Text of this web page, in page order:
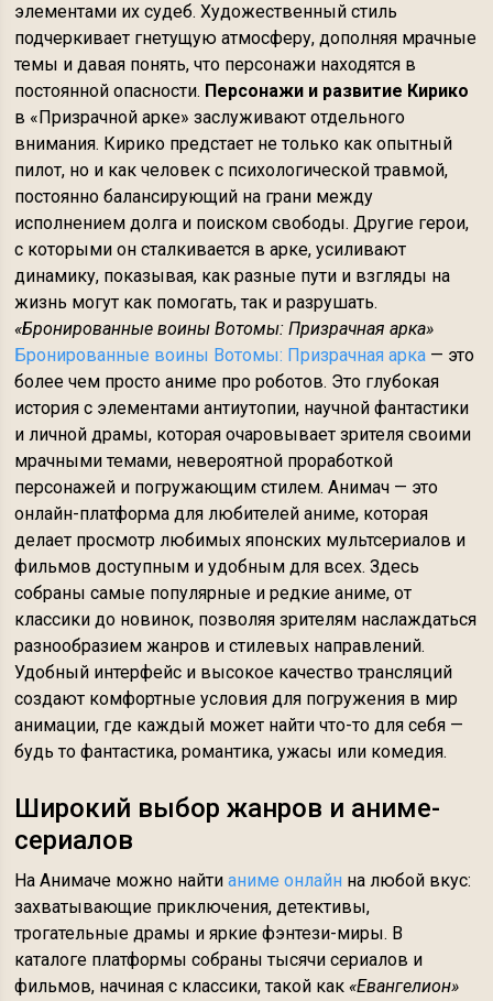
элементами их судеб. Художественный стиль
подчеркивает гнетущую атмосферу, дополняя мрачные
темы и давая понять, что персонажи находятся в
постоянной опасности. Персонажи и развитие Кирико
в «Призрачной арке» заслуживают отдельного
внимания. Кирико предстает не только как опытный
пилот, но и как человек с психологической травмой,
постоянно балансирующий на грани между
исполнением долга и поиском свободы. Другие герои,
с которыми он сталкивается в арке, усиливают
динамику, показывая, как разные пути и взгляды на
жизнь могут как помогать, так и разрушать.
«Бронированные воины Вотомы: Призрачная арка»
Бронированные воины Вотомы: Призрачная арка — это
более чем просто аниме про роботов. Это глубокая
история с элементами антиутопии, научной фантастики
и личной драмы, которая очаровывает зрителя своими
мрачными темами, невероятной проработкой
персонажей и погружающим стилем. Анимач — это
онлайн-платформа для любителей аниме, которая
делает просмотр любимых японских мультсериалов и
фильмов доступным и удобным для всех. Здесь
собраны самые популярные и редкие аниме, от
классики до новинок, позволяя зрителям наслаждаться
разнообразием жанров и стилевых направлений.
Удобный интерфейс и высокое качество трансляций
создают комфортные условия для погружения в мир
анимации, где каждый может найти что-то для себя —
будь то фантастика, романтика, ужасы или комедия.
Широкий выбор жанров и аниме-
сериалов
На Анимаче можно найтианиме онлайн на любой вкус:
захватывающие приключения, детективы,
трогательные драмы и яркие фэнтези-миры. В
каталоге платформы собраны тысячи сериалов и
фильмов, начиная с классики, такой как«Евангелион»